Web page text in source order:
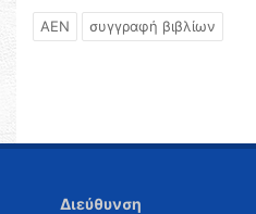
ΑΕΝ συγγραφή βιβλίων
Διεύθυνση